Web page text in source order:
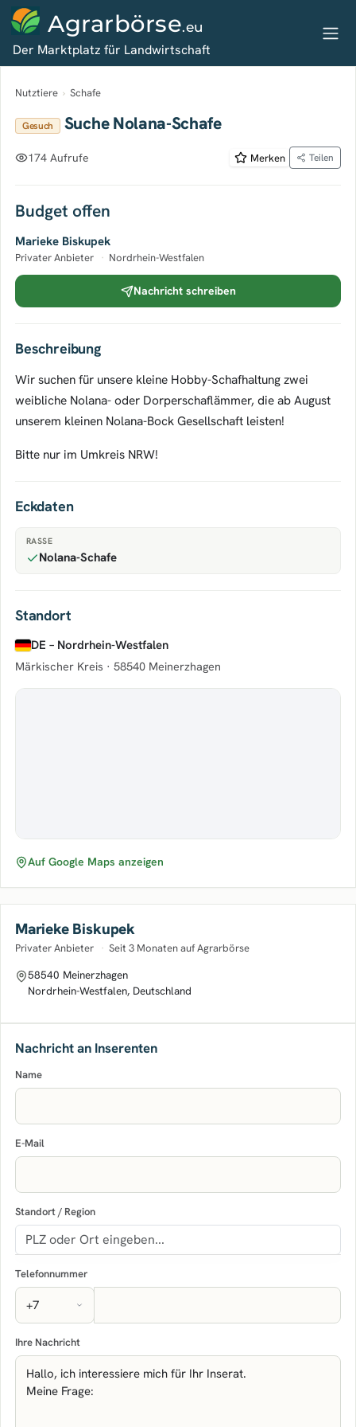
Agrarbörse.eu
Der Marktplatz für Landwirtschaft
Nutztiere › Schafe
Gesuch Suche Nolana-Schafe
174 Aufrufe Merken Teilen
Budget offen
Marieke Biskupek
Privater Anbieter · Nordrhein-Westfalen
Nachricht schreiben
Beschreibung
Wir suchen für unsere kleine Hobby-Schafhaltung zwei
weibliche Nolana- oder Dorperschaflämmer, die ab August
unserem kleinen Nolana-Bock Gesellschaft leisten!
Bitte nur im Umkreis NRW!
Eckdaten
RASSE
Nolana-Schafe
Standort
DE – Nordrhein-Westfalen
Märkischer Kreis · 58540 Meinerzhagen
Auf Google Maps anzeigen
Marieke Biskupek
Privater Anbieter · Seit 3 Monaten auf Agrarbörse
58540 Meinerzhagen
Nordrhein-Westfalen, Deutschland
Nachricht an Inserenten
Name
E-Mail
Standort / Region
Telefonnummer
Ihre Nachricht